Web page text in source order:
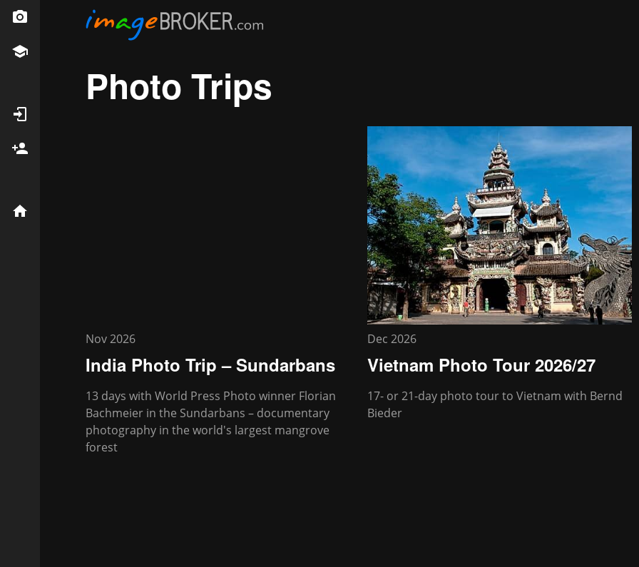
Sell your images
Photo Trips
Nov 2026
India Photo Trip – Sundarbans
13 days with World Press Photo winner Florian
Bachmeier in the Sundarbans – documentary
photography in the world's largest mangrove
forest
Dec 2026
Vietnam Photo Tour 2026/27
17- or 21-day photo tour to Vietnam with Bernd
Bieder